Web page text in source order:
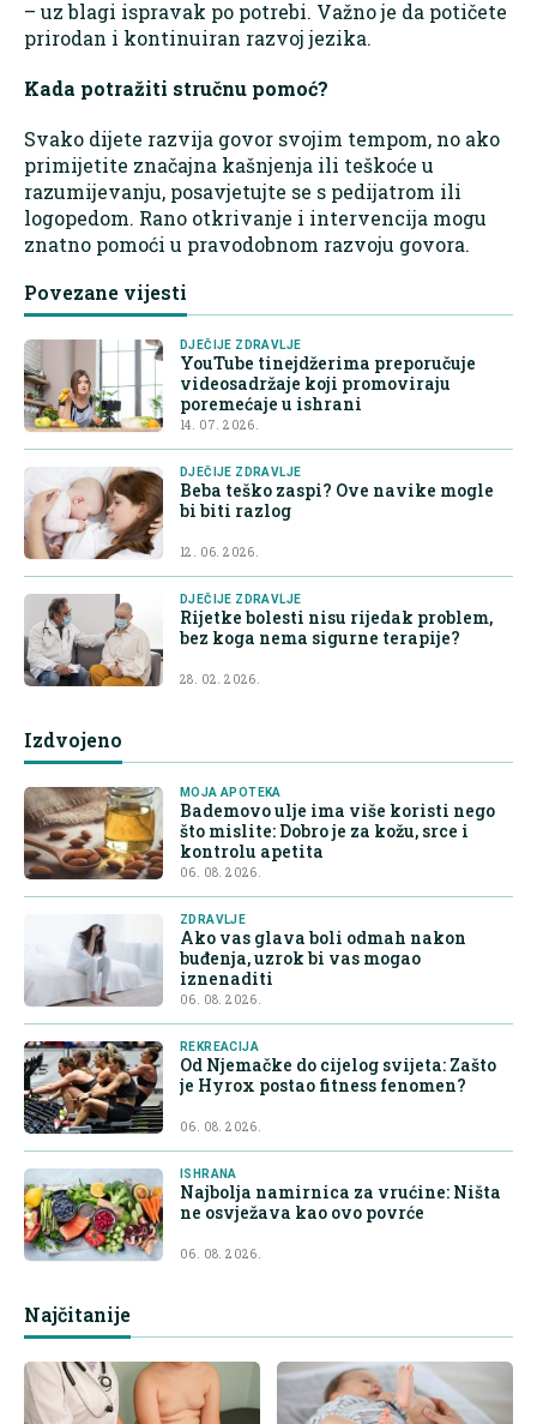
– uz blagi ispravak po potrebi. Važno je da potičete
prirodan i kontinuiran razvoj jezika.
Kada potražiti stručnu pomoć?
Svako dijete razvija govor svojim tempom, no ako
primijetite značajna kašnjenja ili teškoće u
razumijevanju, posavjetujte se s pedijatrom ili
logopedom. Rano otkrivanje i intervencija mogu
znatno pomoći u pravodobnom razvoju govora.
Povezane vijesti
DJEČIJE ZDRAVLJE
YouTube tinejdžerima preporučuje
videosadržaje koji promoviraju
poremećaje u ishrani
14. 07. 2026.
DJEČIJE ZDRAVLJE
Beba teško zaspi? Ove navike mogle
bi biti razlog
12. 06. 2026.
DJEČIJE ZDRAVLJE
Rijetke bolesti nisu rijedak problem,
bez koga nema sigurne terapije?
28. 02. 2026.
Izdvojeno
MOJA APOTEKA
Bademovo ulje ima više koristi nego
što mislite: Dobro je za kožu, srce i
kontrolu apetita
06. 08. 2026.
ZDRAVLJE
Ako vas glava boli odmah nakon
buđenja, uzrok bi vas mogao
iznenaditi
06. 08. 2026.
REKREACIJA
Od Njemačke do cijelog svijeta: Zašto
je Hyrox postao fitness fenomen?
06. 08. 2026.
ISHRANA
Najbolja namirnica za vrućine: Ništa
ne osvježava kao ovo povrće
06. 08. 2026.
Najčitanije